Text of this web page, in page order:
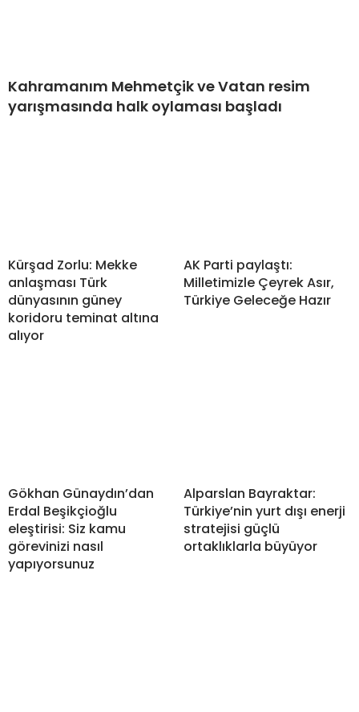
Kahramanım Mehmetçik ve Vatan resim
yarışmasında halk oylaması başladı
Kürşad Zorlu: Mekke
anlaşması Türk
dünyasının güney
koridoru teminat altına
alıyor
AK Parti paylaştı:
Milletimizle Çeyrek Asır,
Türkiye Geleceğe Hazır
Gökhan Günaydın’dan
Erdal Beşikçioğlu
eleştirisi: Siz kamu
görevinizi nasıl
yapıyorsunuz
Alparslan Bayraktar:
Türkiye’nin yurt dışı enerji
stratejisi güçlü
ortaklıklarla büyüyor